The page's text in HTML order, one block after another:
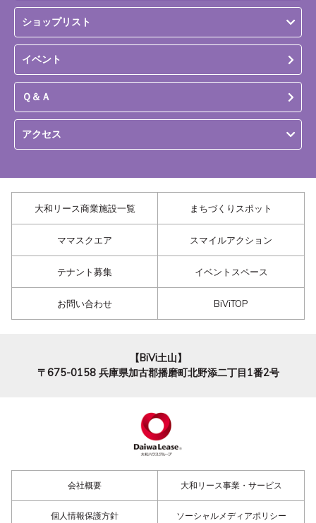
ショップリスト
イベント
Ｑ＆Ａ
アクセス
大和リース商業施設一覧 まちづくりスポット
ママスクエア スマイルアクション
テナント募集 イベントスペース
お問い合わせ BiViTOP
【BiVi土山】
〒675-0158 兵庫県加古郡播磨町北野添二丁目1番2号
会社概要 大和リース事業・サービス
個人情報保護方針 ソーシャルメディアポリシー